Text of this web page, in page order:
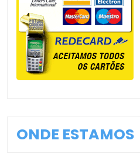
ONDE ESTAMOS